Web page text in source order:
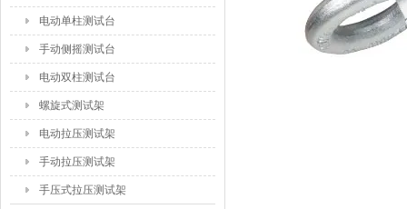
电动单柱测试台
手动侧摇测试台
电动双柱测试台
螺旋式测试架
电动拉压测试架
手动拉压测试架
手压式拉压测试架